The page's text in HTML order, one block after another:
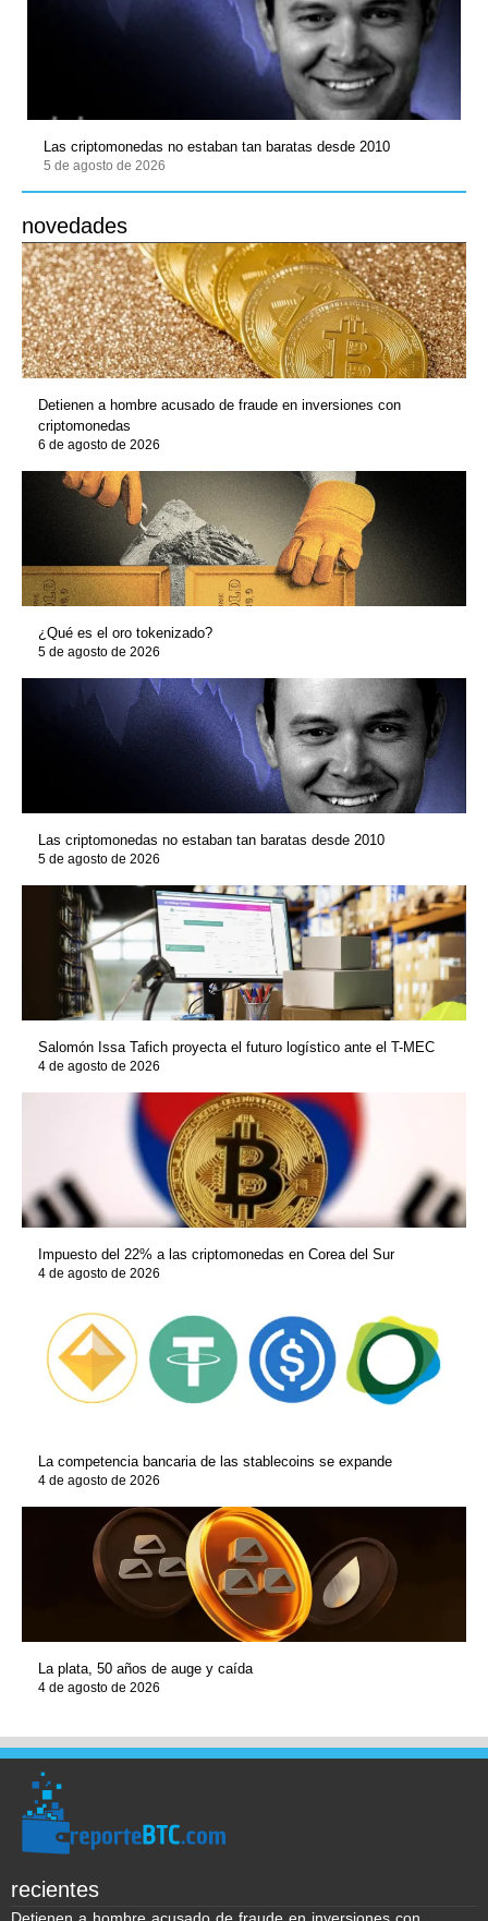
Las criptomonedas no estaban tan baratas desde 2010
5 de agosto de 2026
novedades
Detienen a hombre acusado de fraude en inversiones con
criptomonedas
6 de agosto de 2026
¿Qué es el oro tokenizado?
5 de agosto de 2026
Las criptomonedas no estaban tan baratas desde 2010
5 de agosto de 2026
Salomón Issa Tafich proyecta el futuro logístico ante el T-MEC
4 de agosto de 2026
Impuesto del 22% a las criptomonedas en Corea del Sur
4 de agosto de 2026
La competencia bancaria de las stablecoins se expande
4 de agosto de 2026
La plata, 50 años de auge y caída
4 de agosto de 2026
recientes